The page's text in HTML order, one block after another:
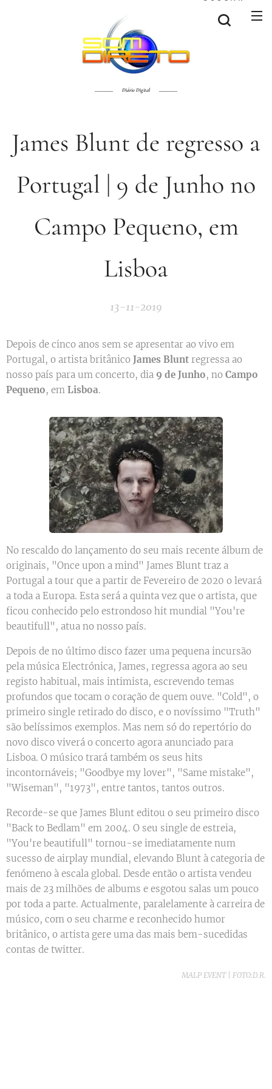
Diário Digital
James Blunt de regresso a
Portugal | 9 de Junho no
Campo Pequeno, em
Lisboa
13-11-2019
Depois de cinco anos sem se apresentar ao vivo em
Portugal, o artista britânico James Blunt regressa ao
nosso país para um concerto, dia 9 de Junho, no Campo
Pequeno, em Lisboa.
No rescaldo do lançamento do seu mais recente álbum de
originais, "Once upon a mind" James Blunt traz a
Portugal a tour que a partir de Fevereiro de 2020 o levará
a toda a Europa. Esta será a quinta vez que o artista, que
ficou conhecido pelo estrondoso hit mundial "You're
beautifull", atua no nosso país.
Depois de no último disco fazer uma pequena incursão
pela música Electrónica, James, regressa agora ao seu
registo habitual, mais intimista, escrevendo temas
profundos que tocam o coração de quem ouve. "Cold", o
primeiro single retirado do disco, e o novíssimo "Truth"
são belíssimos exemplos. Mas nem só do repertório do
novo disco viverá o concerto agora anunciado para
Lisboa. O músico trará também os seus hits
incontornáveis; "Goodbye my lover", "Same mistake",
"Wiseman", "1973", entre tantos, tantos outros.
Recorde-se que James Blunt editou o seu primeiro disco
"Back to Bedlam" em 2004. O seu single de estreia,
"You're beautifull" tornou-se imediatamente num
sucesso de airplay mundial, elevando Blunt à categoria de
fenómeno à escala global. Desde então o artista vendeu
mais de 23 milhões de albums e esgotou salas um pouco
por toda a parte. Actualmente, paralelamente à carreira de
músico, com o seu charme e reconhecido humor
britânico, o artista gere uma das mais bem-sucedidas
contas de twitter.
MALP EVENT | FOTO:D.R.